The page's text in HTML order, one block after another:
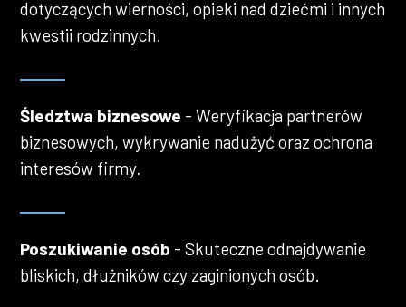
dotyczących wierności, opieki nad dziećmi i innych
kwestii rodzinnych.
Śledztwa biznesowe - Weryfikacja partnerów
biznesowych, wykrywanie nadużyć oraz ochrona
interesów firmy.
Poszukiwanie osób - Skuteczne odnajdywanie
bliskich, dłużników czy zaginionych osób.